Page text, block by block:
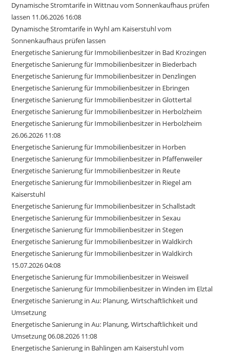
Dynamische Stromtarife in Wittnau vom Sonnenkaufhaus prüfen
lassen 11.06.2026 16:08
Dynamische Stromtarife in Wyhl am Kaiserstuhl vom
Sonnenkaufhaus prüfen lassen
Energetische Sanierung für Immobilienbesitzer in Bad Krozingen
Energetische Sanierung für Immobilienbesitzer in Biederbach
Energetische Sanierung für Immobilienbesitzer in Denzlingen
Energetische Sanierung für Immobilienbesitzer in Ebringen
Energetische Sanierung für Immobilienbesitzer in Glottertal
Energetische Sanierung für Immobilienbesitzer in Herbolzheim
Energetische Sanierung für Immobilienbesitzer in Herbolzheim
26.06.2026 11:08
Energetische Sanierung für Immobilienbesitzer in Horben
Energetische Sanierung für Immobilienbesitzer in Pfaffenweiler
Energetische Sanierung für Immobilienbesitzer in Reute
Energetische Sanierung für Immobilienbesitzer in Riegel am
Kaiserstuhl
Energetische Sanierung für Immobilienbesitzer in Schallstadt
Energetische Sanierung für Immobilienbesitzer in Sexau
Energetische Sanierung für Immobilienbesitzer in Stegen
Energetische Sanierung für Immobilienbesitzer in Waldkirch
Energetische Sanierung für Immobilienbesitzer in Waldkirch
15.07.2026 04:08
Energetische Sanierung für Immobilienbesitzer in Weisweil
Energetische Sanierung für Immobilienbesitzer in Winden im Elztal
Energetische Sanierung in Au: Planung, Wirtschaftlichkeit und
Umsetzung
Energetische Sanierung in Au: Planung, Wirtschaftlichkeit und
Umsetzung 06.08.2026 11:08
Energetische Sanierung in Bahlingen am Kaiserstuhl vom